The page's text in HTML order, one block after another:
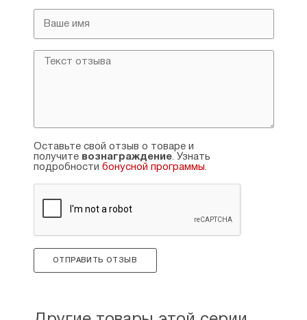
Оставьте свой отзыв о товаре и
получите вознаграждение. Узнать
подробности бонусной программы.
ОТПРАВИТЬ ОТЗЫВ